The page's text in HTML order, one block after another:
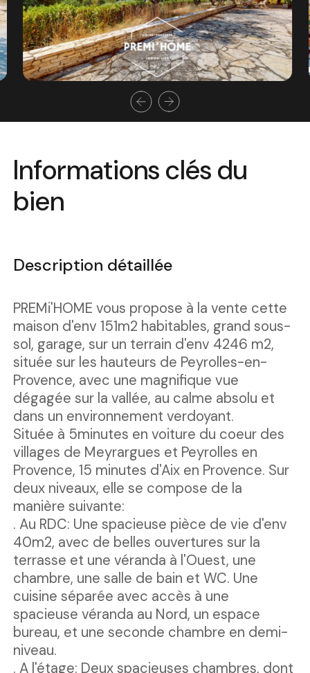
Informations clés du
bien
Description détaillée
PREMi'HOME vous propose à la vente cette
maison d'env 151m2 habitables, grand sous-
sol, garage, sur un terrain d'env 4246 m2,
située sur les hauteurs de Peyrolles-en-
Provence, avec une magnifique vue
dégagée sur la vallée, au calme absolu et
dans un environnement verdoyant.
Située à 5minutes en voiture du coeur des
villages de Meyrargues et Peyrolles en
Provence, 15 minutes d'Aix en Provence. Sur
deux niveaux, elle se compose de la
manière suivante:
. Au RDC: Une spacieuse pièce de vie d'env
40m2, avec de belles ouvertures sur la
terrasse et une véranda à l'Ouest, une
chambre, une salle de bain et WC. Une
cuisine séparée avec accès à une
spacieuse véranda au Nord, un espace
bureau, et une seconde chambre en demi-
niveau.
. A l'étage: Deux spacieuses chambres, dont